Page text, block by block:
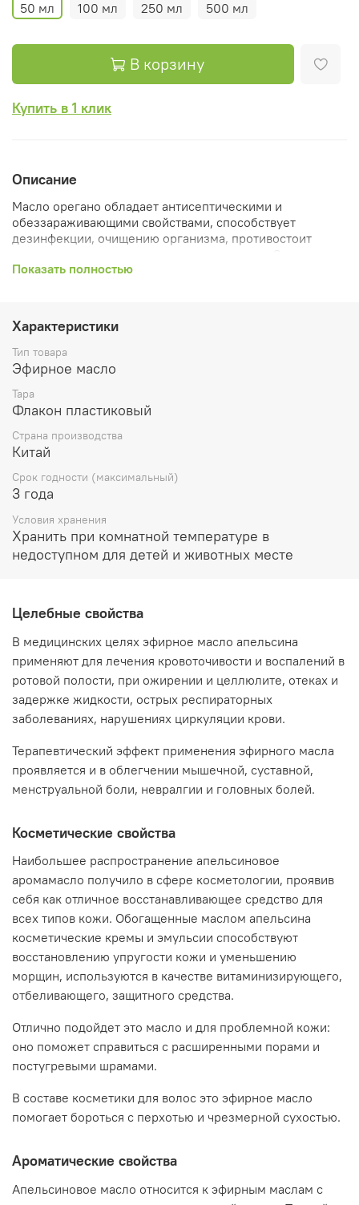
50 мл 100 мл 250 мл 500 мл
В корзину
Купить в 1 клик
Описание
Масло орегано обладает антисептическими и
обеззараживающими свойствами, способствует
дезинфекции, очищению организма, противостоит
антиоксидантное действие благодаря содержанию
состояния, как часть ароматерапии, в составе масел для
антицеллюлитного массажа.
Полезные свойства масло орегано:
дезинфекция, антисептическое действие;
противогрибковое действие;
уменьшение воспалений на коже;
нормализация расширенных пор;
улучшение упругости и эластичности кожи.
Дозировки
Масло орегано никогда не наносится на кожу в чистом
виде:
в составе масел для массажа – до 5%
в составе масляных масок для волос – до 5%.
Нельзя допускать проглатывания.
Показать полностью
Характеристики
Тип товара
Эфирное масло
Тара
Флакон пластиковый
Страна производства
Китай
Срок годности (максимальный)
3 года
Условия хранения
Хранить при комнатной температуре в
недоступном для детей и животных месте
Целебные свойства
В медицинских целях эфирное масло апельсина
применяют для лечения кровоточивости и воспалений в
ротовой полости, при ожирении и целлюлите, отеках и
задержке жидкости, острых респираторных
заболеваниях, нарушениях циркуляции крови.
Терапевтический эффект применения эфирного масла
проявляется и в облегчении мышечной, суставной,
менструальной боли, невралгии и головных болей.
Косметические свойства
Наибольшее распространение апельсиновое
аромамасло получило в сфере косметологии, проявив
себя как отличное восстанавливающее средство для
всех типов кожи. Обогащенные маслом апельсина
косметические кремы и эмульсии способствуют
восстановлению упругости кожи и уменьшению
морщин, используются в качестве витаминизирующего,
отбеливающего, защитного средства.
Отлично подойдет это масло и для проблемной кожи:
оно поможет справиться с расширенными порами и
постугревыми шрамами.
В составе косметики для волос это эфирное масло
помогает бороться с перхотью и чрезмерной сухостью.
Ароматические свойства
Апельсиновое масло относится к эфирным маслам с